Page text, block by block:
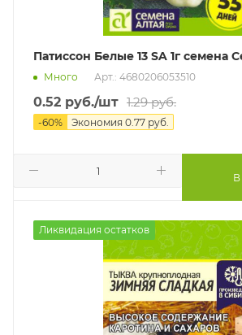
Патиссон Белые 13 SA 1г семена
Много Арт.: 4680206053510
0.52 руб./шт 1.29руб.
-60% Экономия 0.77 руб.
Ликвидация остатков